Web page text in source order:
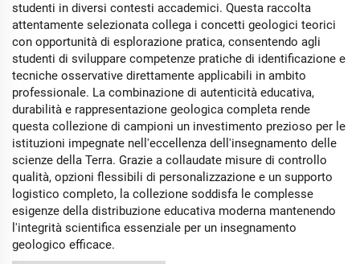
studenti in diversi contesti accademici. Questa raccolta
attentamente selezionata collega i concetti geologici teorici
con opportunità di esplorazione pratica, consentendo agli
studenti di sviluppare competenze pratiche di identificazione e
tecniche osservative direttamente applicabili in ambito
professionale. La combinazione di autenticità educativa,
durabilità e rappresentazione geologica completa rende
questa collezione di campioni un investimento prezioso per le
istituzioni impegnate nell'eccellenza dell'insegnamento delle
scienze della Terra. Grazie a collaudate misure di controllo
qualità, opzioni flessibili di personalizzazione e un supporto
logistico completo, la collezione soddisfa le complesse
esigenze della distribuzione educativa moderna mantenendo
l'integrità scientifica essenziale per un insegnamento
geologico efficace.